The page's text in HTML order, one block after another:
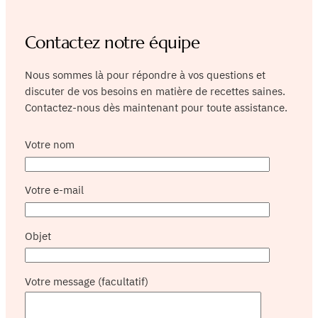
Contactez notre équipe
Nous sommes là pour répondre à vos questions et
discuter de vos besoins en matière de recettes saines.
Contactez-nous dès maintenant pour toute assistance.
Votre nom
Votre e-mail
Objet
Votre message (facultatif)